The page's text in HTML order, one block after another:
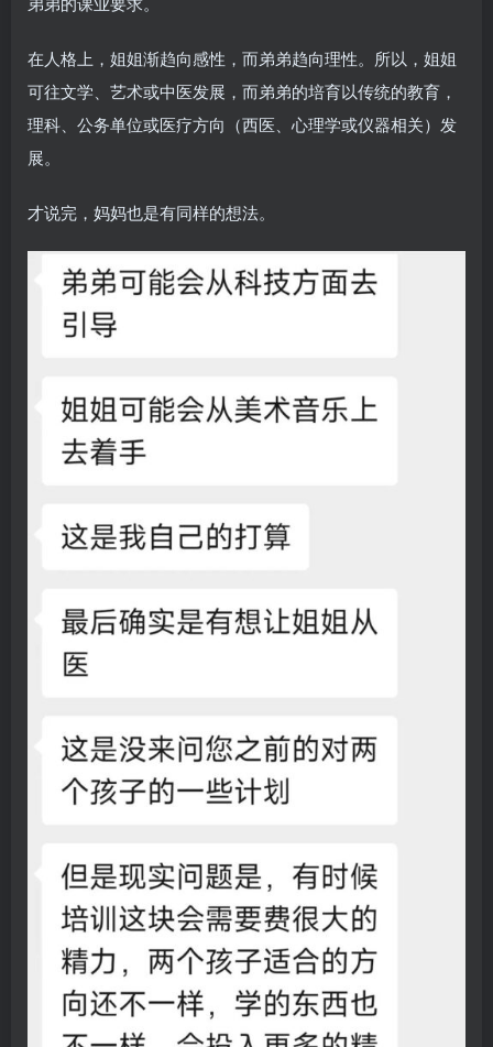
在人格上，姐姐渐趋向感性，而弟弟趋向理性。所以，姐姐
可往文学、艺术或中医发展，而弟弟的培育以传统的教育，
理科、公务单位或医疗方向（西医、心理学或仪器相关）发
展。
才说完，妈妈也是有同样的想法。